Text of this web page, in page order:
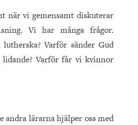
när vi gemensamt diskuterar
Vi har många frågor.
Varför sänder Gud
Varför får vi kvinnor
andra lärarna hjälper oss med